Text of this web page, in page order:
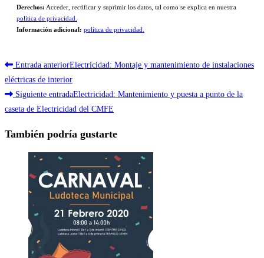
Derechos: Acceder, rectificar y suprimir los datos, tal como se explica en nuestra
política de privacidad.
Información adicional: política de privacidad.
Leer
más
artículos
Entrada anteriorElectricidad: Montaje y mantenimiento de instalaciones
eléctricas de interior
Siguiente entradaElectricidad: Mantenimiento y puesta a punto de la
caseta de Electricidad del CMFE
También podría gustarte